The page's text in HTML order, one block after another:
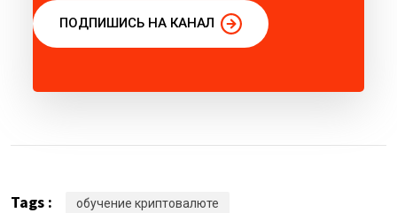
ПОДПИШИСЬ НА КАНАЛ
Tags :
обучение криптовалюте